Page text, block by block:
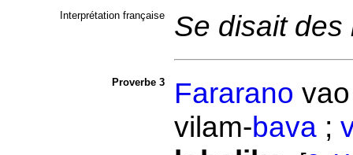
Interprétation française Se disait
Proverbe 3 Fararano
vilam-bava;